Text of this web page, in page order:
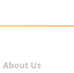
About Us